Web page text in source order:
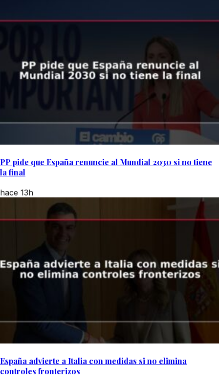
PP pide que España renuncie al Mundial 2030 si no tiene
la final
hace 13h
España advierte a Italia con medidas si no elimina
controles fronterizos